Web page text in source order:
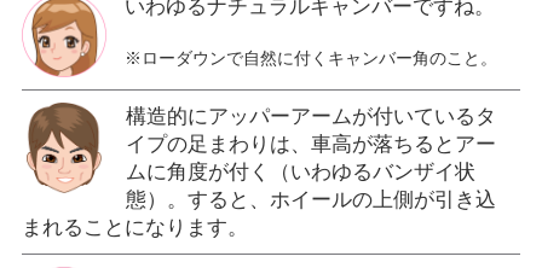
いわゆるナチュラルキャンバーですね。
※ローダウンで自然に付くキャンバー角のこと。
構造的にアッパーアームが付いているタ
イプの足まわりは、車高が落ちるとアー
ムに角度が付く（いわゆるバンザイ状
態）。すると、ホイールの上側が引き込
まれることになります。